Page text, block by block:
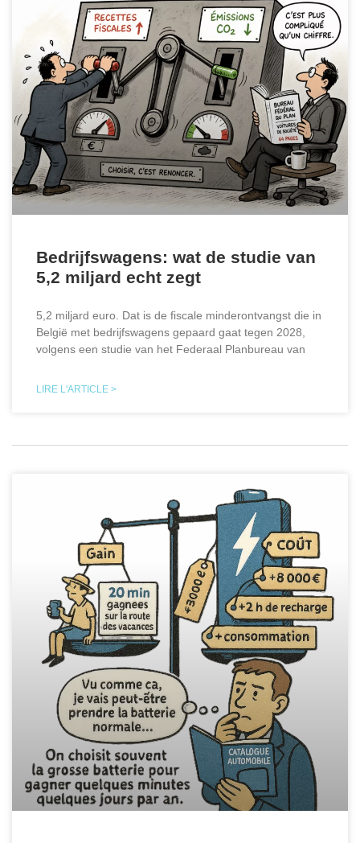
Bedrijfswagens: wat de studie van
5,2 miljard echt zegt
5,2 miljard euro. Dat is de fiscale minderontvangst die in
België met bedrijfswagens gepaard gaat tegen 2028,
volgens een studie van het Federaal Planbureau van
LIRE L'ARTICLE >